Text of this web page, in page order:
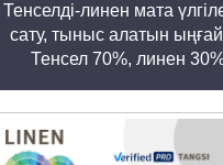
Тенселді-линен мата
сату, тыныс алатын
Тенсел 70%, линен